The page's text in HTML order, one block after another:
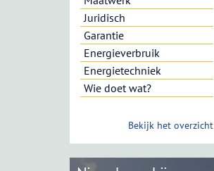
Juridisch
Garantie
Energieverbruik
Energietechniek
Wie doet wat?
Bekijk het overzicht